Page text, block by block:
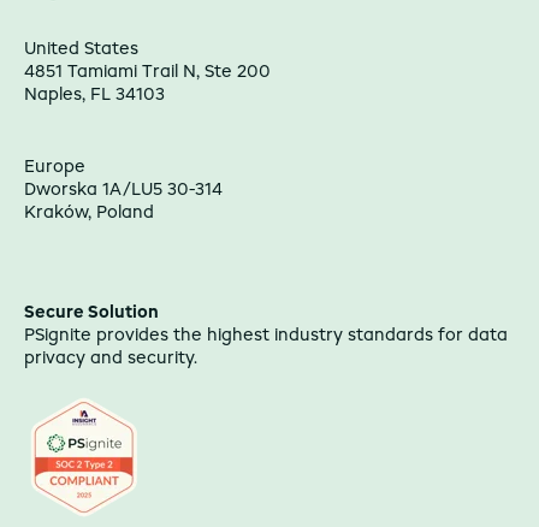
United States
4851 Tamiami Trail N, Ste 200
Naples, FL 34103
Europe
Dworska 1A/LU5 30-314
Kraków, Poland
Secure Solution
PSignite provides the highest industry standards for data
privacy and security.